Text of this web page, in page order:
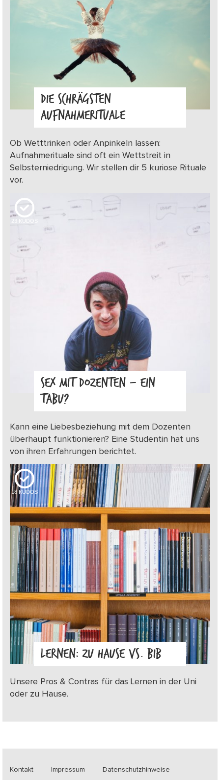
DIE SCHRÄGSTEN
AUFNAHMERITUALE
Ob Wetttrinken oder Anpinkeln lassen:
Aufnahmerituale sind oft ein Wettstreit in
Selbsterniedrigung. Wir stellen dir 5 kuriose Rituale
vor.
23 KUDOS
SEX MIT DOZENTEN – EIN
TABU?
Kann eine Liebesbeziehung mit dem Dozenten
überhaupt funktionieren? Eine Studentin hat uns
von ihren Erfahrungen berichtet.
18 KUDOS
LERNEN: ZU HAUSE VS. BIB
Unsere Pros & Contras für das Lernen in der Uni
oder zu Hause.
Kontakt Impressum Datenschutzhinweise